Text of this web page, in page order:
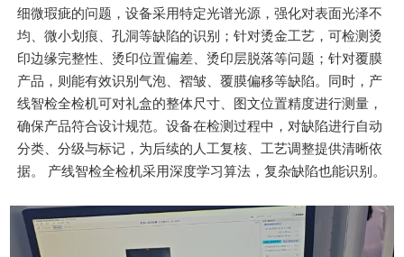
细微瑕疵的问题，设备采用特定光谱光源，强化对表面光泽不
均、微小划痕、孔洞等缺陷的识别；针对烫金工艺，可检测烫
印边缘完整性、烫印位置偏差、烫印层脱落等问题；针对覆膜
产品，则能有效识别气泡、褶皱、覆膜偏移等缺陷。同时，产
线智检全检机可对礼盒的整体尺寸、图文位置精度进行测量，
确保产品符合设计规范。设备在检测过程中，对缺陷进行自动
分类、分级与标记，为后续的人工复核、工艺调整提供清晰依
据。 产线智检全检机采用深度学习算法，复杂缺陷也能识别。